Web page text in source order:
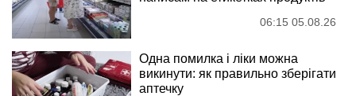
06:15 05.08.26
Одна помилка і ліки можна
викинути: як правильно зберігати
аптечку